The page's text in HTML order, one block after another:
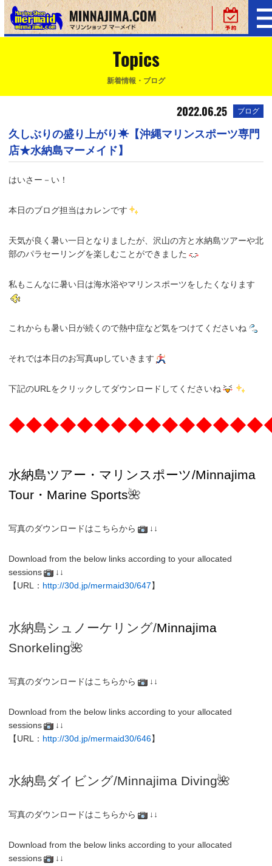
Topics
新着情報・ブログ
2022.06.25 ブログ
久しぶりの盛り上がり☀【沖縄マリンスポーツ専門
店★水納島マーメイド】
はいさー－い！
本日のブログ担当はカレンです
天気が良く暑い一日となりましたが、沢山の方と水納島ツアーや北
部のパラセーリングを楽しむことができました
私もこんなに暑い日は海水浴やマリンスポーツをしたくなります
これからも暑い日が続くので熱中症など気をつけてくださいね
それでは本日のお写真upしていきます
下記のURLをクリックしてダウンロードしてくださいね
水納島ツアー・マリンスポーツ/Minnajima
Tour・Marine Sports🌺
写真のダウンロードはこちらから ↓↓
Download from the below links according to your allocated
sessions
↓↓
【URL： http://30d.jp/mermaid30/647】
水納島シュノーケリング/Minnajima
Snorkeling🌺
写真のダウンロードはこちらから ↓↓
Download from the below links according to your allocated
sessions
↓↓
【URL： http://30d.jp/mermaid30/646】
水納島ダイビング/Minnajima Diving🌺
写真のダウンロードはこちらから ↓↓
Download from the below links according to your allocated
sessions
↓↓